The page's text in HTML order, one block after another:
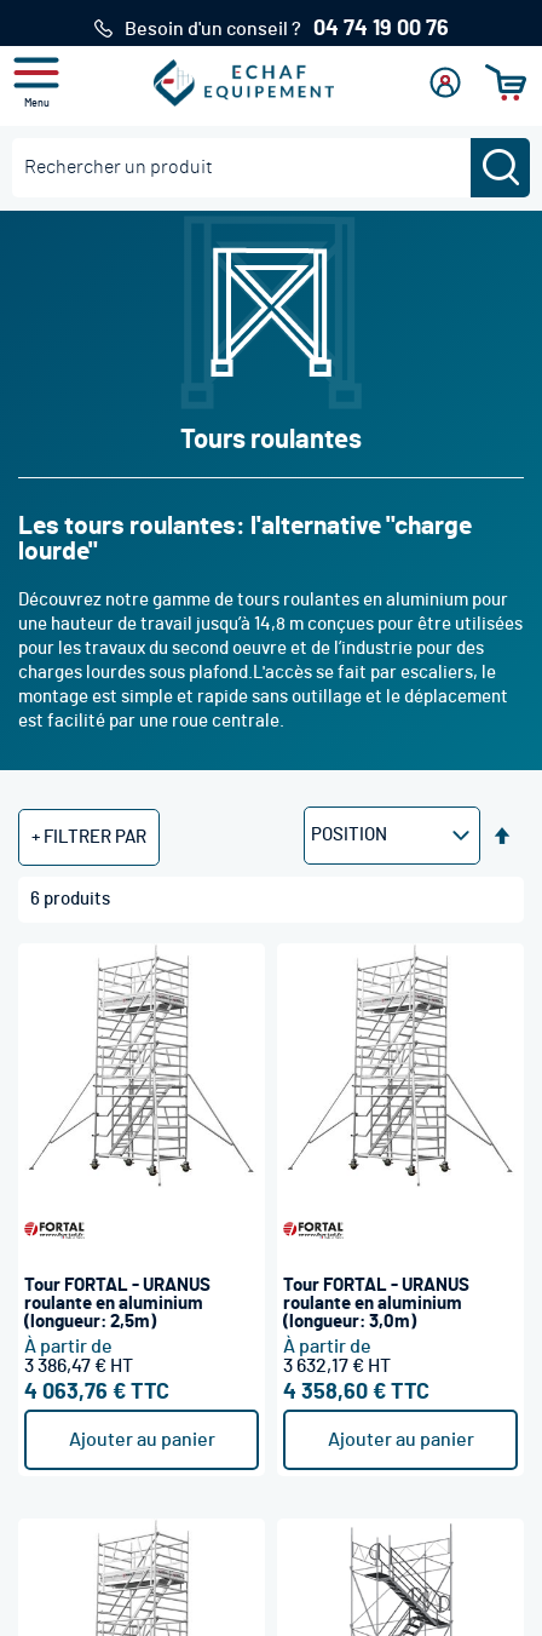
Menu
Besoin d'un conseil ? 04 74 19 00 76
compte
connecter
Tours roulantes
Les tours roulantes: l'alternative "charge
lourde"
Découvrez notre gamme de tours roulantes en aluminium pour
une hauteur de travail jusqu’à 14,8 m conçues pour être utilisées
pour les travaux du second oeuvre et de l’industrie pour des
charges lourdes sous plafond.L'accès se fait par escaliers, le
montage est simple et rapide sans outillage et le déplacement
est facilité par une roue centrale.
6 produits
Tour FORTAL - URANUS
roulante en aluminium
(longueur: 2,5m)
À partir de
4 063,76 €
3 386,47 €
Ajouter au panier
Tour FORTAL - URANUS
roulante en aluminium
(longueur: 3,0m)
À partir de
4 358,60 €
3 632,17 €
Ajouter au panier
FILTRER PAR